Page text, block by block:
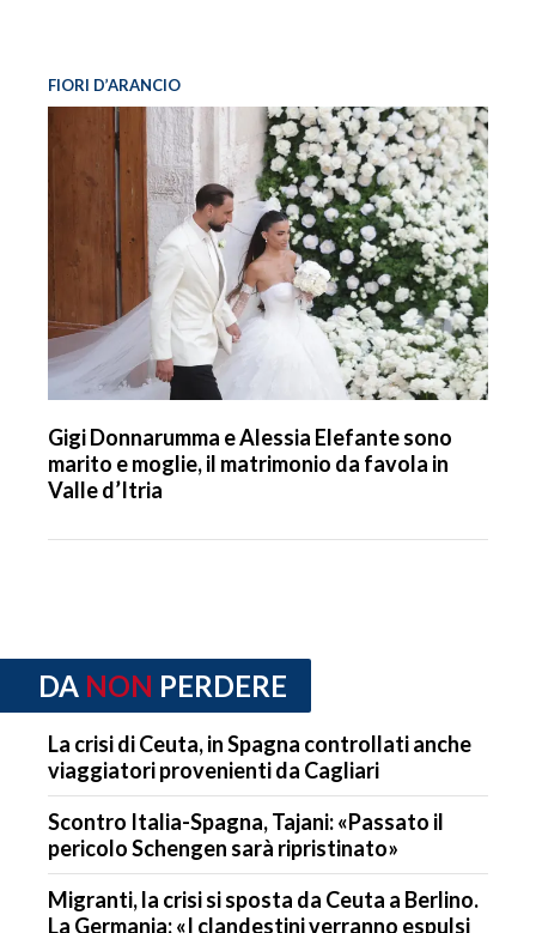
FIORI D’ARANCIO
Gigi Donnarumma e Alessia Elefante sono
marito e moglie, il matrimonio da favola in
Valle d’Itria
DA NON PERDERE
La crisi di Ceuta, in Spagna controllati anche
viaggiatori provenienti da Cagliari
Scontro Italia-Spagna, Tajani: «Passato il
pericolo Schengen sarà ripristinato»
Migranti, la crisi si sposta da Ceuta a Berlino.
La Germania: «I clandestini verranno espulsi